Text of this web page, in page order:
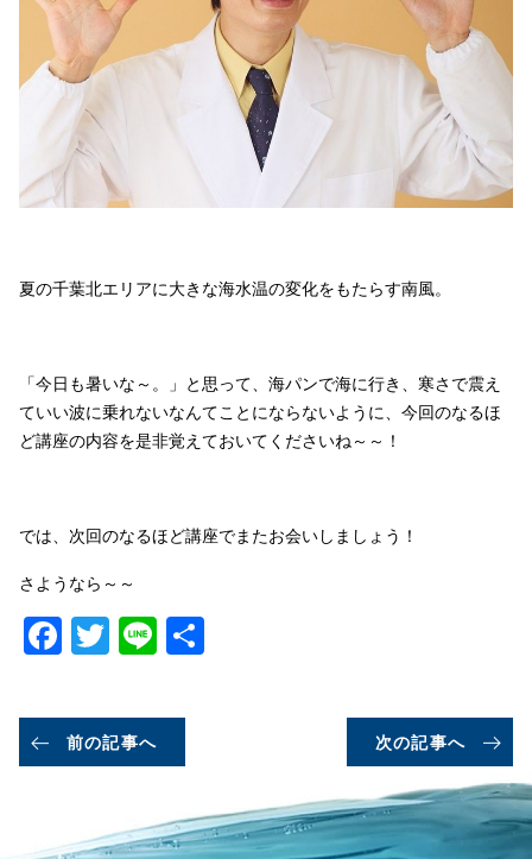
夏の千葉北エリアに大きな海水温の変化をもたらす南風。
「今日も暑いな～。」と思って、海パンで海に行き、寒さで震え
ていい波に乗れないなんてことにならないように、今回のなるほ
ど講座の内容を是非覚えておいてくださいね～～！
では、次回のなるほど講座でまたお会いしましょう！
さようなら～～
Facebook
Twitter
Line
前の記事へ 次の記事へ